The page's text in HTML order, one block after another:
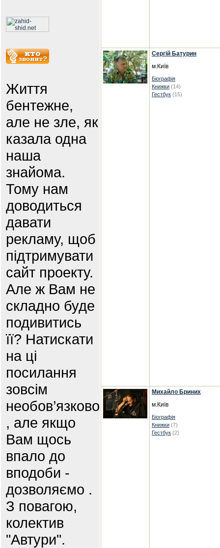
Життя
бентежне,
але не зле, як
казала одна
наша
знайома.
Тому нам
доводиться
давати
рекламу, щоб
підтримувати
сайт проекту.
Але ж Вам не
складно буде
подивитись
її? Натискати
на ці
посилання
зовсім
необов’язково
, але якщо
Вам щось
впало до
вподоби -
дозволяємо .
З повагою,
колектив
"Автури".
Сергій Батурин
м.Київ
Біографія
Книжки (14)
Гестбук (15)
Михайло Бриних
м.Київ
Біографія
Книжки (7)
Гестбук (2)